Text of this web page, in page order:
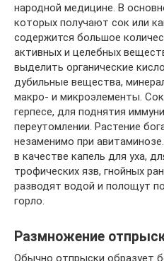
народной медицине. В
которых получают сок или
содержится большое
активных и целебных
выделить органические
дубильные вещества,
макро- и микроэлементы.
герпесе, для поднятия
переутомлении. Растение
незаменимо при
в качестве капель для уха,
трофических язв, гнойных
разводят водой и полощут
горло.
Размножение
Обычно отпрыски образует